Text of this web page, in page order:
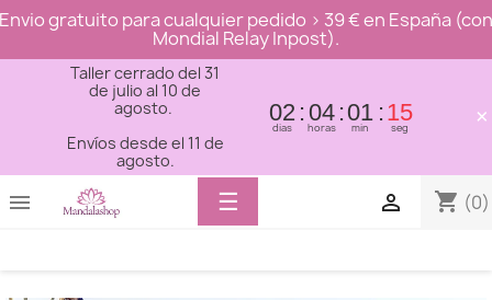
Envio gratuito para cualquier pedido > 39 € en España (con
Mondial Relay Inpost).
Taller cerrado del 31
de julio al 10 de
agosto.
Envíos desde el 11 de
agosto.
02
dias
04
horas
01
min
14
seg ×
 shopping_cart (0)

Toggle
navigation
☰